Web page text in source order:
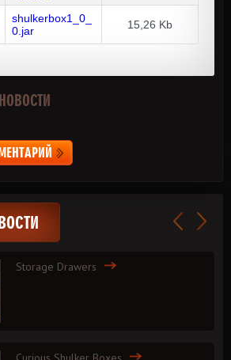
shulkerbox1_0_
0.jar
15,26 Kb
Storage Drawers